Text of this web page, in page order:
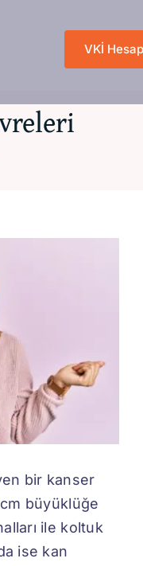
VKİ
bir kanser
büyüklüğe
ile koltuk
ise kan